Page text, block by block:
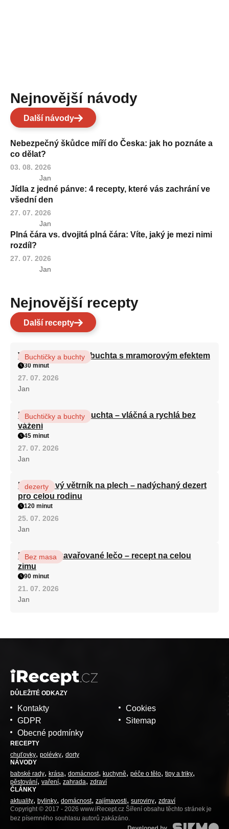
Nejnovější návody
Další návody
Nebezpečný škůdce míří do Česka: jak ho poznáte a
co dělat?
03. 08. 2026
Jan
Jídla z jedné pánve: 4 recepty, které vás zachrání ve
všední den
27. 07. 2026
Jan
Plná čára vs. dvojitá plná čára: Víte, jaký je mezi nimi
rozdíl?
27. 07. 2026
Jan
Nejnovější recepty
Další recepty
Vláčná olejová litá buchta s mramorovým efektem
Buchtičky a buchty
30 minut
27. 07. 2026
Jan
Hrnková maková buchta – vláčná a rychlá bez
vážení
Buchtičky a buchty
45 minut
27. 07. 2026
Jan
Karamelový větrník na plech – nadýchaný dezert
pro celou rodinu
dezerty
120 minut
25. 07. 2026
Jan
Babiččino zavařované lečo – recept na celou
zimu
Bez masa
90 minut
21. 07. 2026
Jan
DŮLEŽITÉ ODKAZY
Kontakty
GDPR
Obecné podmínky
Cookies
Sitemap
RECEPTY
chuťovky polévky dorty
NÁVODY
babské rady krása domácnost kuchyně péče o tělo tipy a triky
pěstování vaření zahrada
zdraví
ČLÁNKY
aktuality bylinky domácnost zajímavosti suroviny zdraví
Copyright © 2017 - 2026 www.iRecept.cz Šíření obsahu těchto stránek je
bez písemného souhlasu autorů zakázáno.